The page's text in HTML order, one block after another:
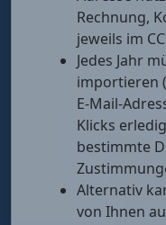
Rechnung,
jeweils im
Jedes Jahr
importieren
E-Mail-
Klicks
bestimmte
Alternativ
von Ihnen